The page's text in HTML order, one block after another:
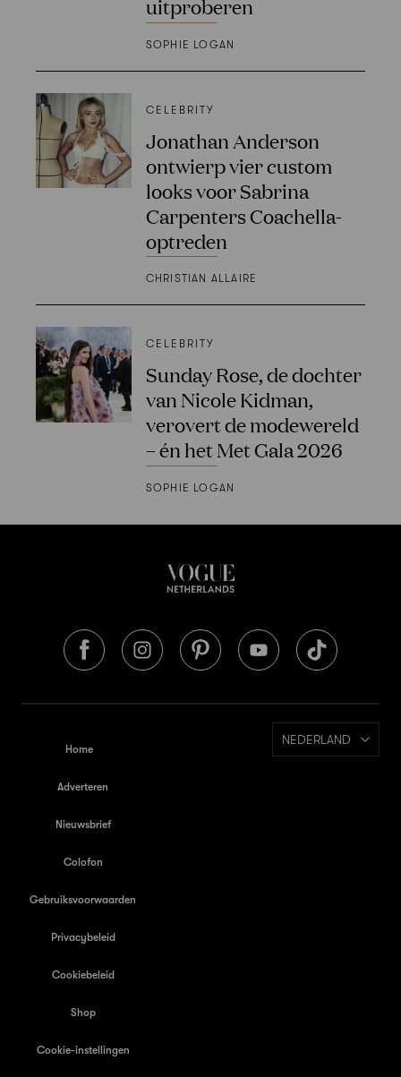
uitproberen
SOPHIE LOGAN
CELEBRITY
Jonathan Anderson
ontwierp vier custom
looks voor Sabrina
Carpenters Coachella-
optreden
CHRISTIAN ALLAIRE
CELEBRITY
Sunday Rose, de dochter
van Nicole Kidman,
verovert de modewereld
– én het Met Gala 2026
SOPHIE LOGAN
Home
Adverteren
Nieuwsbrief
Colofon
Gebruiksvoorwaarden
Privacybeleid
Cookiebeleid
Shop
Cookie-instellingen
NEDERLAND